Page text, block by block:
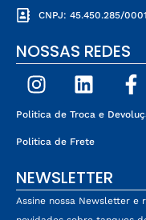
CNPJ: 45.450.285/
NOSSAS REDES
Politica de Troca e
Politica de Frete
NEWSLETTER
Assine nossa Newsletter e